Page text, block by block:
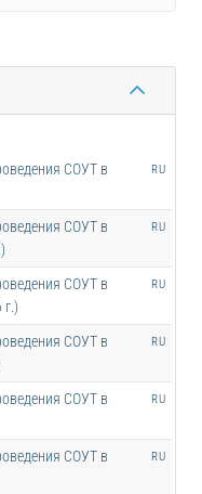
СОУТ в
RU
СОУТ в
RU
СОУТ в
RU
СОУТ в
RU
СОУТ в
RU
СОУТ в
RU